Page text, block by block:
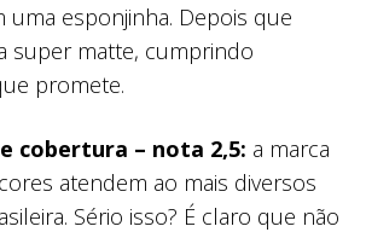
uma esponjinha. Depois que
super matte, cumprindo
promete.
cobertura – nota 2,5: a marca
atendem ao mais diversos
Sério isso? É claro que não